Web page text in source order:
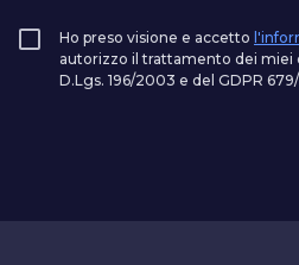
Ho preso visione e accetto
autorizzo il trattamento dei miei
D.Lgs. 196/2003 e del GDPR 679/